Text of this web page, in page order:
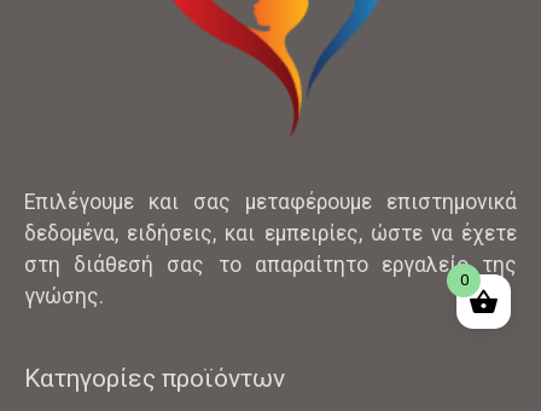
Επιλέγουμε και σας μεταφέρουμε επιστημονικά
δεδομένα, ειδήσεις, και εμπειρίες, ώστε να έχετε
στη διάθεσή σας το απαραίτητο εργαλείο της
γνώσης.
Κατηγορίες προϊόντων
0